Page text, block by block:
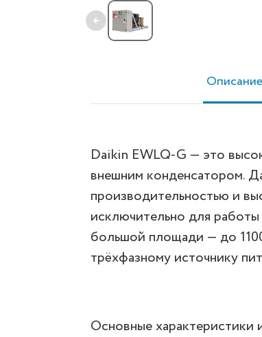
←
Описание
Daikin EWLQ-G — это
внешним конденсатором.
производительностью и
исключительно для
большой площади — до
трёхфазному источнику
Основные